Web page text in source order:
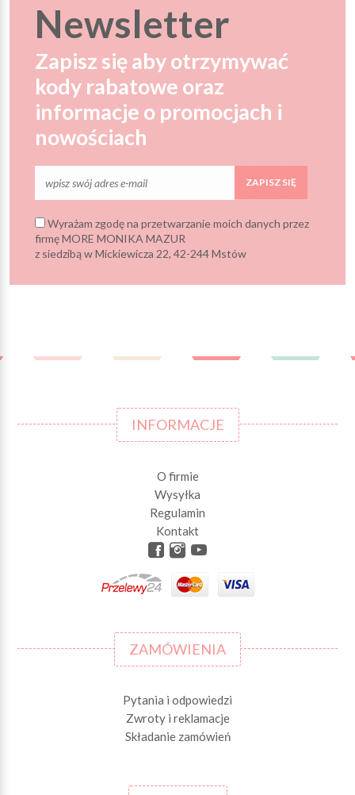
Newsletter
Zapisz się aby otrzymywać
kody rabatowe oraz
informacje o promocjach i
nowościach
ZAPISZ SIĘ
Wyrażam zgodę na przetwarzanie moich danych przez
firmę MORE MONIKA MAZUR
z siedzibą w Mickiewicza 22, 42-244 Mstów
INFORMACJE
O firmie
Wysyłka
Regulamin
Kontakt
ZAMÓWIENIA
Pytania i odpowiedzi
Zwroty i reklamacje
Składanie zamówień